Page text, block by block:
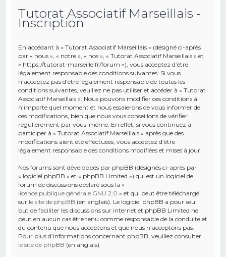
Tutorat Associatif Marseillais -
Inscription
En accédant à « Tutorat Associatif Marseillais » (désigné ci-après
par « nous », « notre », « nos », « Tutorat Associatif Marseillais » et
« https://tutorat-marseille.fr/forum »), vous acceptez d’être
légalement responsable des conditions suivantes. Si vous
n’acceptez pas d’être légalement responsable de toutes les
conditions suivantes, veuillez ne pas utiliser et accéder à « Tutorat
Associatif Marseillais ». Nous pouvons modifier ces conditions à
n’importe quel moment et nous essaierons de vous informer de
ces modifications, bien que nous vous conseillons de vérifier
régulièrement par vous-même. En effet, si vous continuez à
participer à « Tutorat Associatif Marseillais » après que des
modifications aient été effectuées, vous acceptez d’être
légalement responsable des conditions modifiées et mises à jour.
Nos forums sont développés par phpBB (désignés ci-après par
« logiciel phpBB » et « phpBB Limited ») qui est un logiciel de
forum de discussions déclaré sous la «
licence publique générale GNU 2.0 » et qui peut être téléchargé
sur le site de phpBB (en anglais). Le logiciel phpBB a pour seul
but de faciliter les discussions sur internet et phpBB Limited ne
peut en aucun cas être tenu comme responsable de la conduite et
du contenu que nous acceptons et que nous n’acceptons pas.
Pour plus d’informations concernant phpBB, veuillez consulter
le site de phpBB (en anglais).